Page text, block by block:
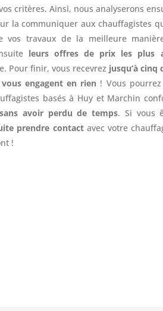
critères. Ainsi, nous analyserons
la communiquer aux chauffagistes
vos travaux de la meilleure
leurs offres de prix les plus
Pour finir, vous recevrez jusqu’à
engagent en rien ! Vous
basés à Huy et Marchin
sans avoir perdu de temps. Si vous
prendre contactavec votre
!